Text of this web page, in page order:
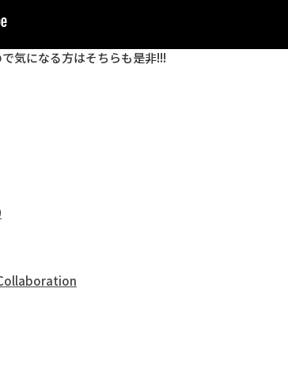
気になる方はそちらも是非!!!